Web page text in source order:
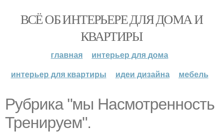
ВСЁ ОБ ИНТЕРЬЕРЕ ДЛЯ ДОМА И
КВАРТИРЫ
главная
интерьер для дома
интерьер для квартиры
идеи дизайна мебель
Рубрика "мы Насмотренность
Тренируем".